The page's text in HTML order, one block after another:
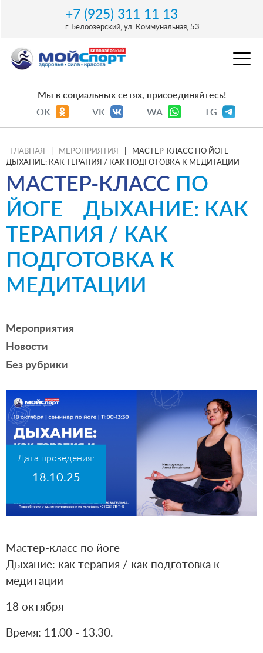
+7 (925) 311 11 13
г. Белоозерский, ул. Коммунальная, 53
Мы в социальных сетях, присоединяйтесь!
OK
VK WA TG
ГЛАВНАЯ МЕРОПРИЯТИЯ
МАСТЕР-КЛАСС ПО ЙОГЕ⁣⁣⠀
ДЫХАНИЕ: КАК ТЕРАПИЯ / КАК ПОДГОТОВКА К МЕДИТАЦИИ⁣⁣⠀
МАСТЕР-КЛАСС ПО
ЙОГЕ⁣⁣⠀ ДЫХАНИЕ: КАК
ТЕРАПИЯ / КАК
ПОДГОТОВКА К
МЕДИТАЦИИ⁣⁣⠀
Мероприятия
Новости
Без рубрики
Дата проведения:
18.10.25
Мастер-класс по йоге⁣⁣⠀
Дыхание: как терапия / как подготовка к
медитации⁣⁣⠀
18 октября⁣⁣⠀
Время: 11.00 - 13.30.⁣⁣